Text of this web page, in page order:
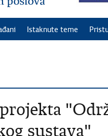
Istaknute teme
sustava"